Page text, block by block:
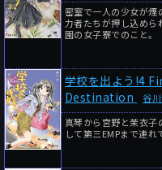
密室で一人の少女が
力者たちが押し込めら
園の女子寮でのこと。
学校を出よう!4
Destination
谷
真琴から宮野と茉衣
して第三EMPまで連れ